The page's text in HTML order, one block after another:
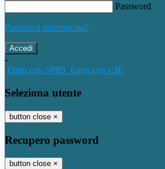
Password
Password dimenticata?
-
Entra con SPID Entra con CIE
Seleziona utente
button close ×
Recupero password
button close ×